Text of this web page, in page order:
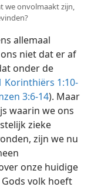
we onvolmaakt zijn,
allemaal
niet dat er af
onder de
Korinthiërs 1:10-
3:6-14). Maar
waarin we ons
zieke
zijn we nu
onze huidige
volk hoeft